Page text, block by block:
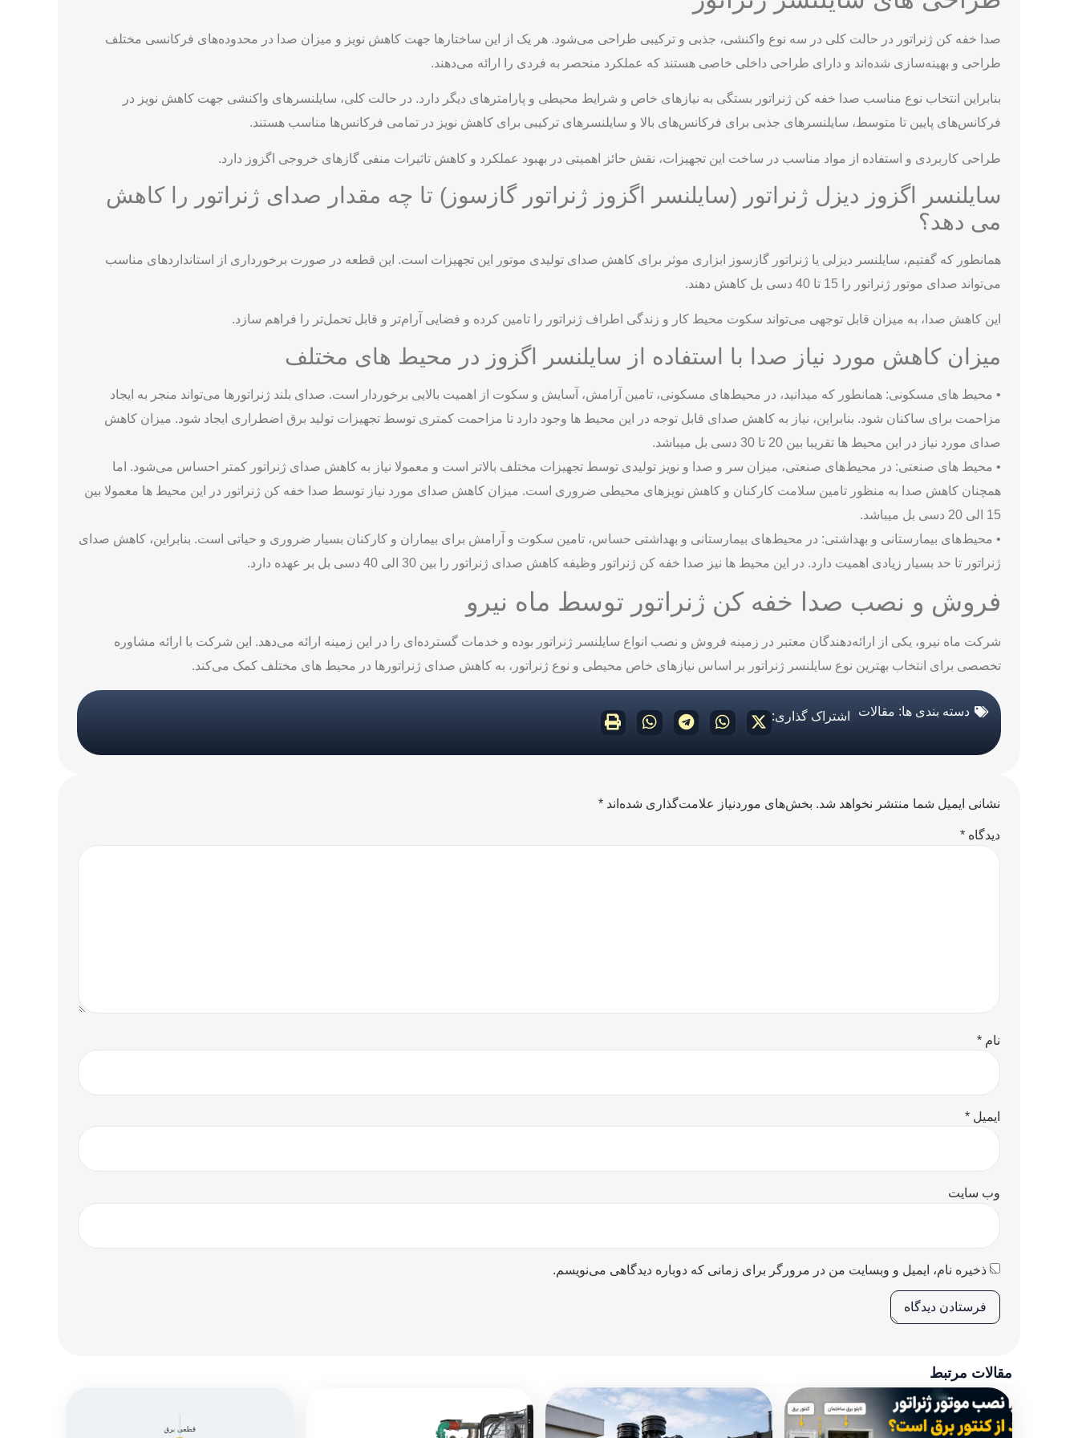
صدا خفه کن ژنراتور در حالت کلی در سه نوع واکنشی، جذبی و ترکیبی طراحی می‌شود. هر یک از این ساختارها جهت کاهش نویز و میزان صدا در محدوده‌های فرکانسی مختلف
طراحی و بهینه‌سازی شده‌اند و دارای طراحی داخلی خاصی هستند که عملکرد منحصر به فردی را ارائه می‌دهند.
بنابراین انتخاب نوع مناسب صدا خفه کن ژنراتور بستگی به نیازهای خاص و شرایط محیطی و پارامترهای دیگر دارد. در حالت کلی، سایلنسرهای واکنشی جهت کاهش نویز در
فرکانس‌های پایین تا متوسط، سایلنسرهای جذبی برای فرکانس‌های بالا و سایلنسرهای ترکیبی برای کاهش نویز در تمامی فرکانس‌ها مناسب هستند.
طراحی کاربردی و استفاده از مواد مناسب در ساخت این تجهیزات، نقش حائز اهمیتی در بهبود عملکرد و کاهش تاثیرات منفی گازهای خروجی اگزوز دارد.
سایلنسر اگزوز دیزل ژنراتور (سایلنسر اگزوز ژنراتور گازسوز) تا چه مقدار صدای ژنراتور را کاهش
می دهد؟
همانطور که گفتیم، سایلنسر دیزلی یا ژنراتور گازسوز ابزاری موثر برای کاهش صدای تولیدی موتور این تجهیزات است. این قطعه در صورت برخورداری از استانداردهای مناسب
می‌تواند صدای موتور ژنراتور را 15 تا 40 دسی بل کاهش دهند.
این کاهش صدا، به میزان قابل توجهی می‌تواند سکوت محیط کار و زندگی اطراف ژنراتور را تامین کرده و فضایی آرام‌تر و قابل تحمل‌تر را فراهم سازد.
میزان کاهش مورد نیاز صدا با استفاده از سایلنسر اگزوز در محیط های مختلف
• محیط ­های مسکونی: همانطور که میدانید، در محیط‌های مسکونی، تامین آرامش، آسایش و سکوت از اهمیت بالایی برخوردار است. صدای بلند ژنراتورها می‌تواند منجر به ایجاد
مزاحمت برای ساکنان شود. بنابراین، نیاز به کاهش صدای قابل توجه در این محیط­ ها وجود دارد تا مزاحمت کمتری توسط تجهیزات تولید برق اضطراری ایجاد شود. میزان کاهش
صدای مورد نیاز در این محیط ها تقریبا بین 20 تا 30 دسی بل می­باشد.
• محیط های صنعتی: در محیط‌های صنعتی، میزان سر و صدا و نویز تولیدی توسط تجهیزات مختلف بالاتر است و معمولا نیاز به کاهش صدای ژنراتور کمتر احساس می‌شود. اما
همچنان کاهش صدا به منظور تامین سلامت کارکنان و کاهش نویزهای محیطی ضروری است. میزان کاهش صدای مورد نیاز توسط صدا خفه کن ژنراتور در این محیط ها معمولا بین
15 الی 20 دسی بل می­باشد.
• محیط‌های بیمارستانی و بهداشتی: در محیط‌های بیمارستانی و بهداشتی حساس، تامین سکوت و آرامش برای بیماران و کارکنان بسیار ضروری و حیاتی است. بنابراین، کاهش صدای
ژنراتور تا حد بسیار زیادی اهمیت دارد. در این محیط­ ها نیز صدا خفه کن ژنراتور وظیفه کاهش صدای ژنراتور را بین 30 الی 40 دسی بل بر عهده دارد.
فروش و نصب صدا خفه کن ژنراتور توسط ماه نیرو
شرکت ماه نیرو، یکی از ارائه‌دهندگان معتبر در زمینه فروش و نصب انواع سایلنسر ژنراتور بوده و خدمات گسترده‌ای را در این زمینه ارائه می‌دهد. این شرکت با ارائه مشاوره
تخصصی برای انتخاب بهترین نوع سایلنسر ژنراتور بر اساس نیازهای خاص محیطی و نوع ژنراتور، به کاهش صدای ژنراتورها در محیط های مختلف کمک می‌کند.
دسته بندی ها: مقالات اشتراک گذاری:
نشانی ایمیل شما منتشر نخواهد شد. بخش‌های موردنیاز علامت‌گذاری شده‌اند *
دیدگاه *
نام *
ایمیل *
وب‌ سایت
ذخیره نام، ایمیل و وبسایت من در مرورگر برای زمانی که دوباره دیدگاهی می‌نویسم.
مقالات مرتبط